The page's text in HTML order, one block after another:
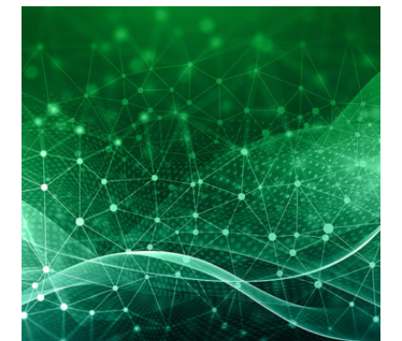
PROBLEMATICHE
LEGATE
ALL’ASSICURAZIONE
DEL
RISCHIO
INFORMATICO